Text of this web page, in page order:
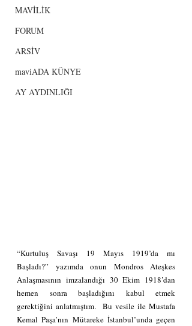
MAVİLİK
FORUM
ARSİV
maviADA KÜNYE
AY AYDINLIĞI
“Kurtuluş Savaşı 19 Mayıs 1919’da mı
Başladı?” yazımda onun Mondros Ateşkes
Anlaşmasının imzalandığı 30 Ekim 1918’dan
hemen sonra başladığını kabul etmek
gerektiğini anlatmıştım.  Bu vesile ile Mustafa
Kemal Paşa’nın Mütareke İstanbul’unda geçen